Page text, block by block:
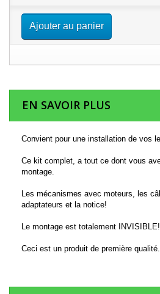
Ajouter au panier
EN SAVOIR PLUS
Convient pour une installation de vos
Ce kit complet, a tout ce dont vous
montage.
Les mécanismes avec moteurs, les
adaptateurs et la notice!
Le montage est totalement INVISIBLE!
Ceci est un produit de première qualité.